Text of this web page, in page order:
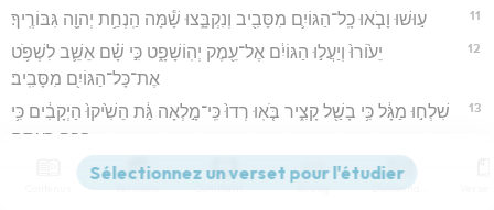
11 ע֣וּשׁוּ וָבֹ֧אוּ כָֽל־הַגּוֹיִ֛ם מִסָּבִ֖יב וְנִקְבָּ֑צוּ שָׁ֕מָּה הַֽנְחַ֥ת יְהוָ֖ה גִּבּוֹרֶֽיךָ׃
12
יֵע֙וֹרוּ֙ וְיַעֲל֣וּ הַגּוֹיִ֔ם אֶל־עֵ֖מֶק יְהֽוֹשָׁפָ֑ט כִּ֣י שָׁ֗ם אֵשֵׁ֛ב לִשְׁפֹּ֥ט
אֶת־כָּל־הַגּוֹיִ֖ם מִסָּבִֽיב׃
13
שִׁלְח֣וּ מַגָּ֔ל כִּ֥י בָשַׁ֖ל קָצִ֑יר בֹּ֤אֽוּ רְדוּ֙ כִּֽי־מָ֣לְאָה גַּ֔ת הֵשִׁ֙יקוּ֙ הַיְקָבִ֔ים כִּ֥י
רַבָּ֖ה רָעָתָֽם׃
הֲמוֹנִ֣ים הֲמוֹנִ֔ים בְּעֵ֖מֶק הֶֽחָר֑וּץ כִּ֤י קָרוֹב֙ י֣וֹם יְהוָ֔ה בְּעֵ֖מֶק הֶחָרֽוּץ׃
Versions Commentaires Strong